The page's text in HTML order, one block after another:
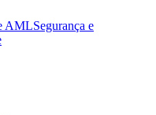
AMLSegurança e